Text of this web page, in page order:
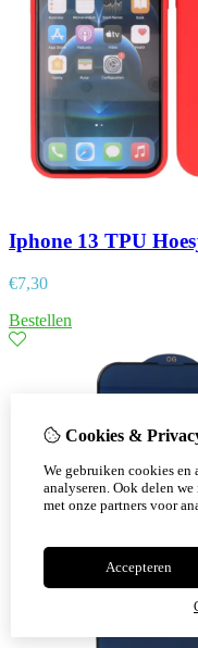
Iphone 13 TPU
€7,30
Bestellen
Cookies &
We gebruiken cookies en
analyseren. Ook delen
met onze partners voor
Accepteren